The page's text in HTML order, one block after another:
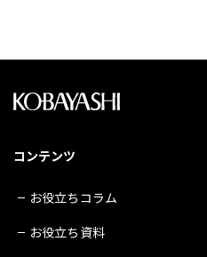
コンテンツ
お役立ちコラム
お役立ち資料